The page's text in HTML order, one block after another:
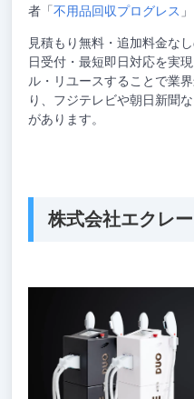
者「不用品回収プログレス
見積もり無料・追加料金な
日受付・最短即日対応を実
ル・リユースすることで業
り、フジテレビや朝日新聞
があります。
株式会社エクレ